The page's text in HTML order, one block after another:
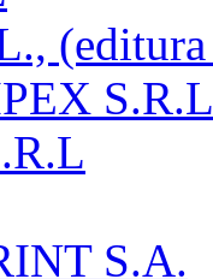
S.A.